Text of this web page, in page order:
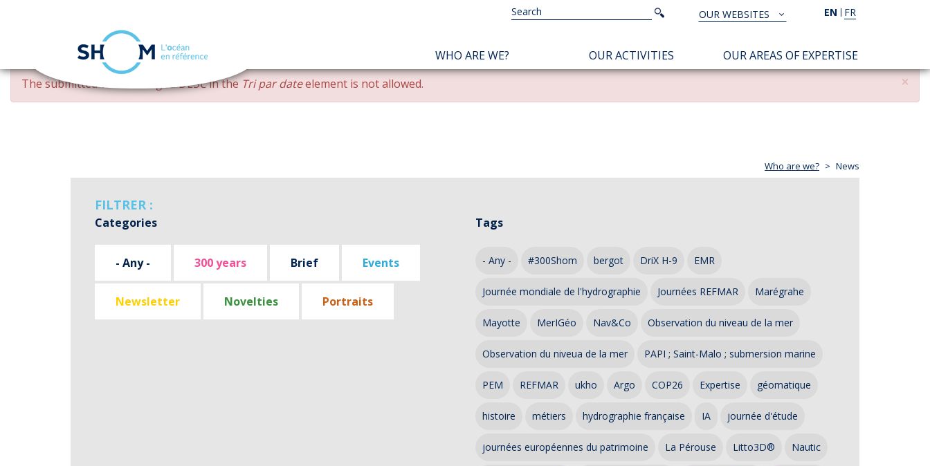
Skip
main
EN FR
TOUS
NOS
SITES
OUR WEBSITES
Search
Search
NAVIGATION
PRINCIPALE
WHO ARE WE? OUR ACTIVITIES OUR AREAS OF EXPERTISE
×
ERROR
MESSAGE
The submitted value changed DESCin theTri par dateelement is not allowed.
Who are we? News
FILTRER :
Categories
- Any - 300 years Brief Events
Newsletter Novelties Portraits
Tags
- Any - #300Shom bergot DriX H-9 EMR
Journée mondiale de l'hydrographie Journées REFMAR Marégrahe
Mayotte MerIGéo Nav&Co Observation du niveau de la mer
Observation du niveua de la mer PAPI ; Saint-Malo ; submersion marine
PEM REFMAR ukho Argo COP26 Expertise géomatique
histoire métiers hydrographie française IA journée d'étude
journées européennes du patrimoine La Pérouse Litto3D® Nautic